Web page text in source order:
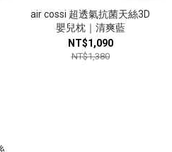
air cossi 超透氣抗菌天絲3D
嬰兒枕｜清爽藍
NT$1,090
NT$1,380